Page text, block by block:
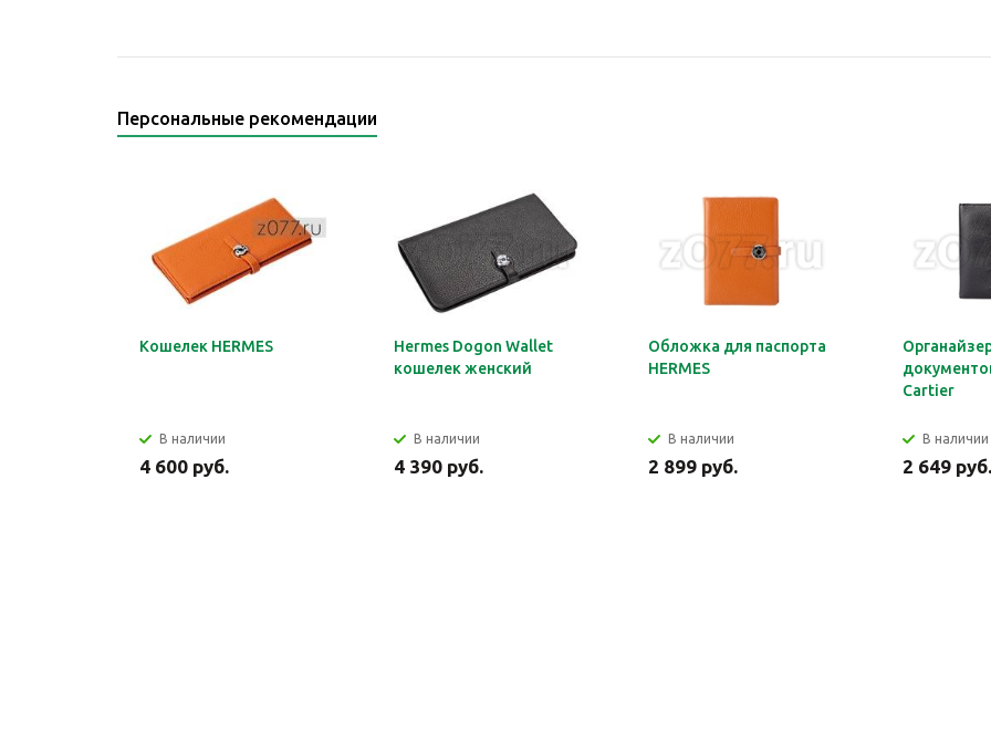
Персональные рекомендации
Кошелек HERMES
В наличии
4 600 руб.
Hermes Dogon Wallet
кошелек женский
В наличии
4 390 руб.
Обложка для паспорта
HERMES
В наличии
2 899 руб.
Cartier
В наличии
2 649 руб.